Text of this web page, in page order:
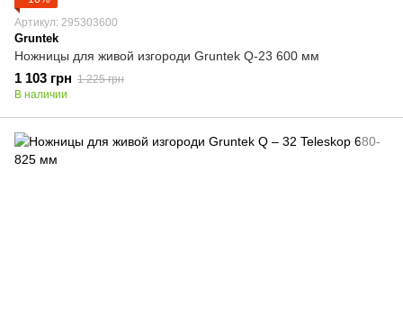
Артикул: 295303600
Gruntek
Ножницы для живой изгороди Gruntek Q-23 600 мм
1 103 грн 1 225 грн
В наличии